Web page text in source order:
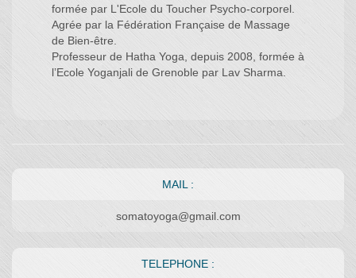
formée par L'Ecole du Toucher Psycho-corporel.
Agrée par la Fédération Française de Massage
de Bien-être.
Professeur de Hatha Yoga, depuis 2008, formée à
l’Ecole Yoganjali de Grenoble par Lav Sharma.
MAIL :
somatoyoga@gmail.com
TELEPHONE :